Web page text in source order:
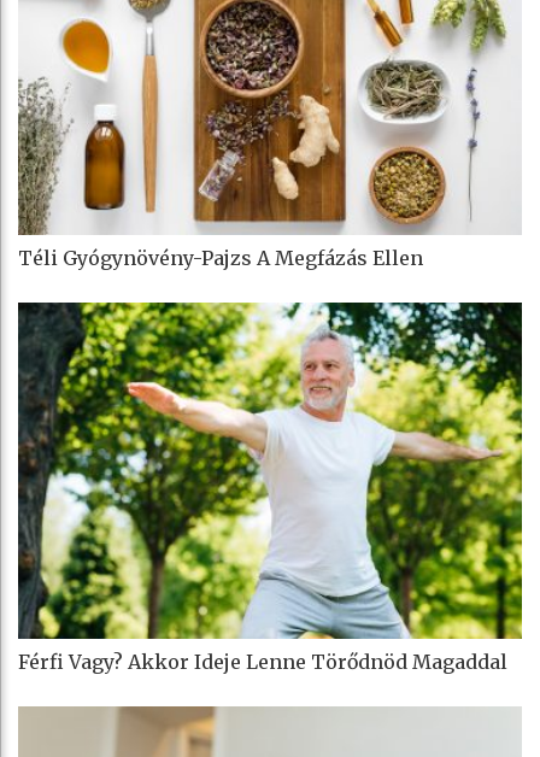
Téli Gyógynövény-Pajzs A Megfázás Ellen
Férfi Vagy? Akkor Ideje Lenne Törődnöd Magaddal